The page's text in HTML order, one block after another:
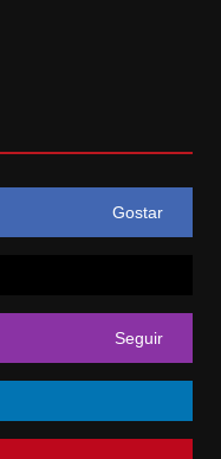
Gostar
Seguir